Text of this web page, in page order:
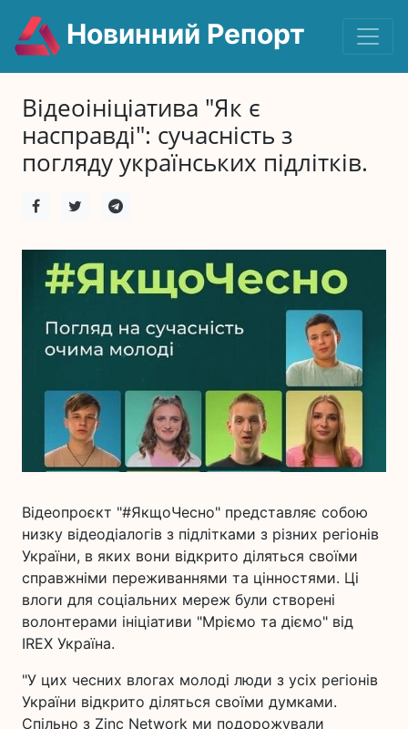
Новинний Репорт
Відеоініціатива "Як є
насправді": сучасність з
погляду українських підлітків.
Відеопроєкт "#ЯкщоЧесно" представляє собою
низку відеодіалогів з підлітками з різних регіонів
України, в яких вони відкрито діляться своїми
справжніми переживаннями та цінностями. Ці
влоги для соціальних мереж були створені
волонтерами ініціативи "Мріємо та діємо" від
IREX Україна.
"У цих чесних влогах молоді люди з усіх регіонів
України відкрито діляться своїми думками.
Спільно з Zinc Network ми подорожували